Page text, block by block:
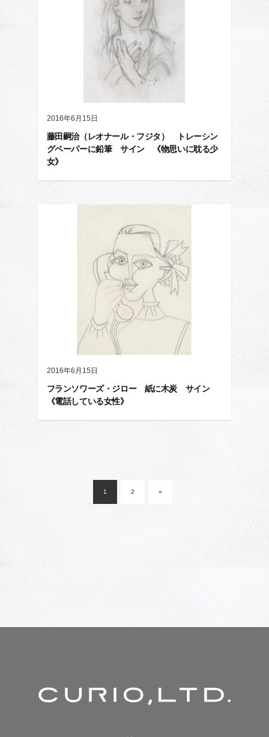
2016年6月15日
藤田嗣治（レオナール・フジタ） トレーシン
グペーパーに鉛筆 サイン 《物思いに耽る少
女》
2016年6月15日
フランソワーズ・ジロー 紙に木炭 サイン
《電話している女性》
1 2 »